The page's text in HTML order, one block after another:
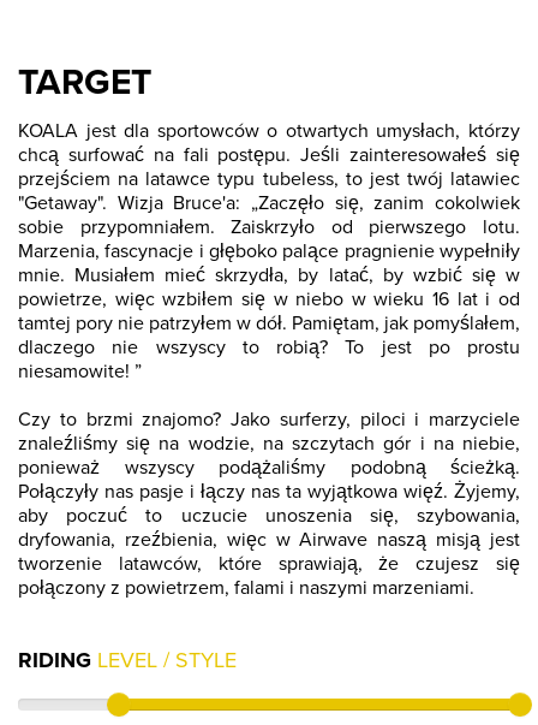
TARGET
KOALA jest dla sportowców o otwartych umysłach, którzy
chcą surfować na fali postępu. Jeśli zainteresowałeś się
przejściem na latawce typu tubeless, to jest twój latawiec
"Getaway". Wizja Bruce'a: „Zaczęło się, zanim cokolwiek
sobie przypomniałem. Zaiskrzyło od pierwszego lotu.
Marzenia, fascynacje i głęboko palące pragnienie wypełniły
mnie. Musiałem mieć skrzydła, by latać, by wzbić się w
powietrze, więc wzbiłem się w niebo w wieku 16 lat i od
tamtej pory nie patrzyłem w dół. Pamiętam, jak pomyślałem,
dlaczego nie wszyscy to robią? To jest po prostu
niesamowite! ”
Czy to brzmi znajomo? Jako surferzy, piloci i marzyciele
znaleźliśmy się na wodzie, na szczytach gór i na niebie,
ponieważ wszyscy podążaliśmy podobną ścieżką.
Połączyły nas pasje i łączy nas ta wyjątkowa więź. Żyjemy,
aby poczuć to uczucie unoszenia się, szybowania,
dryfowania, rzeźbienia, więc w Airwave naszą misją jest
tworzenie latawców, które sprawiają, że czujesz się
połączony z powietrzem, falami i naszymi marzeniami.
RIDING LEVEL / STYLE